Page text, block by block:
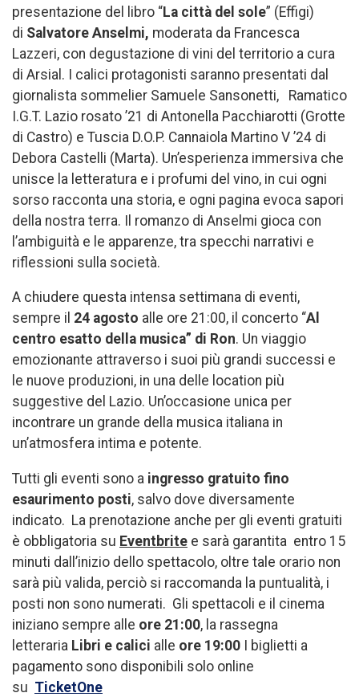
presentazione del libro “La città del sole” (Effigi)
di Salvatore Anselmi, moderata da Francesca
Lazzeri, con degustazione di vini del territorio a cura
di Arsial. I calici protagonisti saranno presentati dal
giornalista sommelier Samuele Sansonetti, Ramatico
I.G.T. Lazio rosato ’21 di Antonella Pacchiarotti (Grotte
di Castro) e Tuscia D.O.P. Cannaiola Martino V ’24 di
Debora Castelli (Marta). Un’esperienza immersiva che
unisce la letteratura e i profumi del vino, in cui ogni
sorso racconta una storia, e ogni pagina evoca sapori
della nostra terra. Il romanzo di Anselmi gioca con
l’ambiguità e le apparenze, tra specchi narrativi e
riflessioni sulla società.
A chiudere questa intensa settimana di eventi,
sempre il 24 agosto alle ore 21:00, il concerto “Al
centro esatto della musica” di Ron. Un viaggio
emozionante attraverso i suoi più grandi successi e
le nuove produzioni, in una delle location più
suggestive del Lazio. Un’occasione unica per
incontrare un grande della musica italiana in
un’atmosfera intima e potente.
Tutti gli eventi sono a ingresso gratuito fino
esaurimento posti, salvo dove diversamente
indicato. La prenotazione anche per gli eventi gratuiti
è obbligatoria su Eventbrite e sarà garantita entro 15
minuti dall’inizio dello spettacolo, oltre tale orario non
sarà più valida, perciò si raccomanda la puntualità, i
posti non sono numerati. Gli spettacoli e il cinema
iniziano sempre alle ore 21:00, la rassegna
letteraria Libri e calici alle ore 19:00 I biglietti a
pagamento sono disponibili solo online
su TicketOne